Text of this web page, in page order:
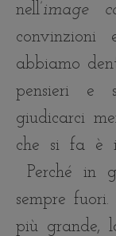
nell’image
convinzioni
abbiamo
pensieri e
giudicarci
che si fa è
Perché in
sempre
più grande,